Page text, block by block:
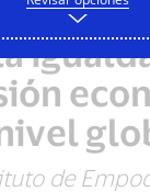
y
de